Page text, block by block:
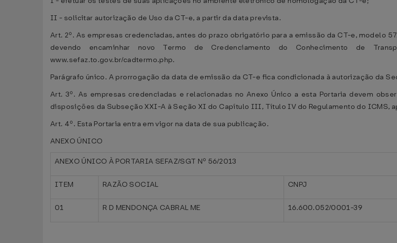
II - solicitar autorização de Uso da CT-e, a partir da data prevista.
Art. 2º. As empresas credenciadas, antes do prazo obrigatório para a emissão da CT-e, modelo
devendo encaminhar novo Termo de Credenciamento do Conhecimento de
www.sefaz.to.gov.br/cadtermo.php.
Parágrafo único. A prorrogação da data de emissão da CT-e fica condicionada à autorização da
Art. 3º. As empresas credenciadas e relacionadas no Anexo Único a esta Portaria devem
disposições da Subseção XXI-A à Seção XI do Capítulo III, Título IV do Regulamento do ICMS,
Art. 4º. Esta Portaria entra em vigor na data de sua publicação.
ANEXO ÚNICO
ANEXO ÚNICO À PORTARIA SEFAZ/SGT Nº 56/2013
ITEM RAZÃO SOCIAL CNPJ
01 R D MENDONÇA CABRAL ME 16.600.052/0001-39